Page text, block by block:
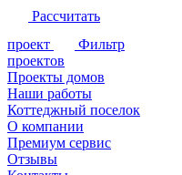
Рассчитать
проект
Фильтр
проектов
Проекты домов
Серия
Серия LINE
Серия FAMILY
Серия NOVA
Этажность
1 этаж
1 этаж + мансарда
2 этажа
Площадь
до 100 м2
до 150 м2
Габариты
6х6
Особенности
Наши работы
Коттеджный поселок
О компании
Прайс-лист на услуги
Акции
Премиум сервис
Отзывы